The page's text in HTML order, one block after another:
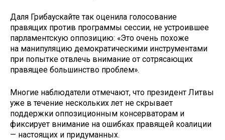
Даля Грибаускайте так оценила голосование
правящих против программы сессии, не устроившее
парламентскую оппозицию: «Это очень похоже
на манипуляцию демократическими инструментами
при попытке отвлечь внимание от сотрясающих
правящее большинство проблем».
Многие наблюдатели отмечают, что президент Литвы
уже в течение нескольких лет не скрывает
поддержки оппозиционным консерваторам и
фиксирует внимание на ошибках правящей коалиции
— настоящих и придуманных.